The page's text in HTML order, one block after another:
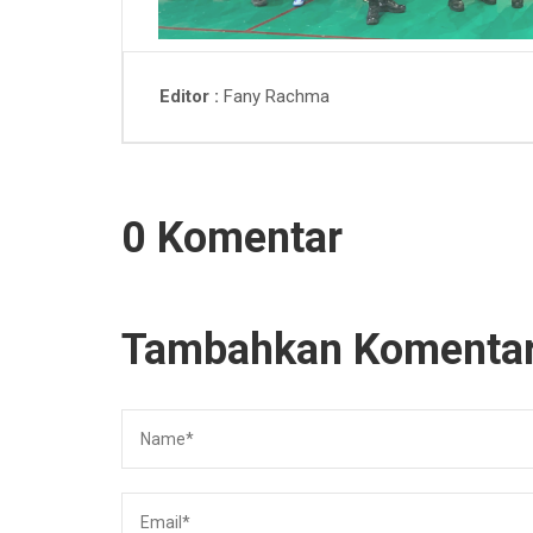
Editor Fany Rachma
0 Komentar
Tambahkan